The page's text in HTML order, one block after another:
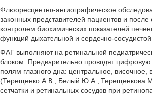
Флюоресцентно-ангиографическое
законных представителей пациентов и
контролем биохимических показателей
функций дыхательной и сердечно-сосудистой
ФАГ выполняют на ретинальной
блоком. Предварительно проводят
полям глазного дна: центральное,
(Терещенко А.В., Белый Ю.А., Терещенкова
сетчатки и ретинальных сосудов при